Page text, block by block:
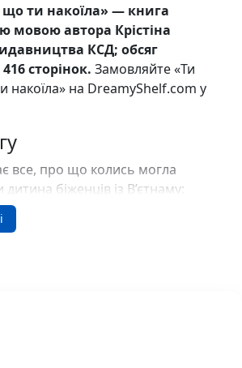
ти накоїла» — книга
мовою автора Крістіна
КСД; обсяг
сторінок. Замовляйте «Ти
накоїла» на DreamyShelf.com у
все, про що колись могла
біженців із В’єтнаму:
художниці, розкішний
родину. Однак, коли її